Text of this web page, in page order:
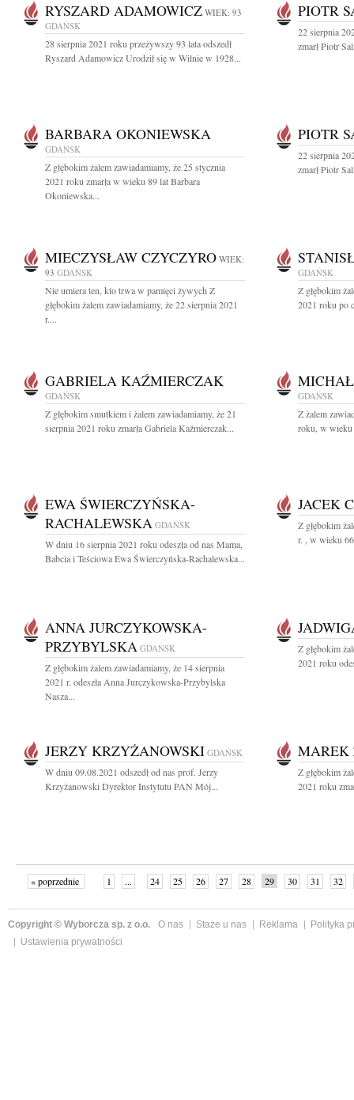
RYSZARD ADAMOWICZ WIEK: 93
GDAŃSK
28 sierpnia 2021 roku przeżywszy 93 lata odszedł
Ryszard Adamowicz Urodził się w Wilnie w 1928...
PIOTR
22 sierpnia
zmarł Piotr
BARBARA OKONIEWSKA
GDAŃSK
Z głębokim żalem zawiadamiamy, że 25 stycznia
2021 roku zmarła w wieku 89 lat Barbara
Okoniewska...
PIOTR
22 sierpnia
zmarł Piotr
MIECZYSŁAW CZYCZYRO WIEK:
93 GDAŃSK
Nie umiera ten, kto trwa w pamięci żywych Z
głębokim żalem zawiadamiamy, że 22 sierpnia 2021
r....
GDAŃSK
Z głębokim
2021 roku po
GABRIELA KAŹMIERCZAK
GDAŃSK
Z głębokim smutkiem i żalem zawiadamiamy, że 21
sierpnia 2021 roku zmarła Gabriela Kaźmierczak...
GDAŃSK
Z żalem
roku, w wieku
EWA ŚWIERCZYŃSKA-
RACHALEWSKA GDAŃSK
W dniu 16 sierpnia 2021 roku odeszła od nas Mama,
Babcia i Teściowa Ewa Świerczyńska-Rachalewska...
JACEK
Z głębokim
r. , w wieku
ANNA JURCZYKOWSKA-
PRZYBYLSKA GDAŃSK
Z głębokim żalem zawiadamiamy, że 14 sierpnia
2021 r. odeszła Anna Jurczykowska-Przybylska
Nasza...
Z głębokim
2021 roku
JERZY KRZYŻANOWSKI GDAŃSK
W dniu 09.08.2021 odszedł od nas prof. Jerzy
Krzyżanowski Dyrektor Instytutu PAN Mój...
MAREK
Z głębokim
2021 roku
« poprzednie 1 ... 24 25 26 27 28 29 30 31
32
Copyright © Wyborcza sp. z o.o. O nas Staże u nas Reklama
Polityka
Ustawienia prywatności